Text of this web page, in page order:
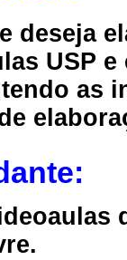
deseja
USP
as